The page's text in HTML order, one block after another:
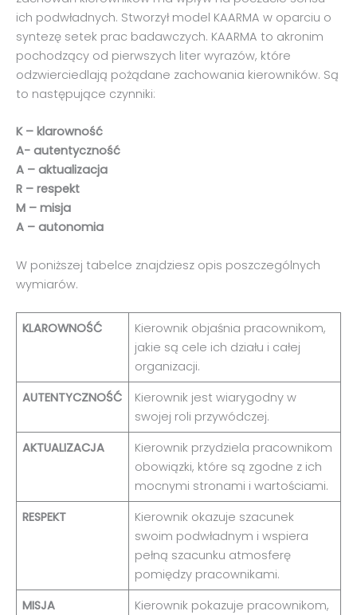
ich podwładnych. Stworzył model KAARMA w oparciu o
syntezę setek prac badawczych. KAARMA to akronim
pochodzący od pierwszych liter wyrazów, które
odzwierciedlają pożądane zachowania kierowników. Są
to następujące czynniki:
K – klarowność
A- autentyczność
A – aktualizacja
R – respekt
M – misja
A – autonomia
W poniższej tabelce znajdziesz opis poszczególnych
wymiarów.
KLAROWNOŚĆ
Kierownik objaśnia pracownikom,
jakie są cele ich działu i całej
organizacji.
AUTENTYCZNOŚĆ
Kierownik jest wiarygodny w
swojej roli przywódczej.
AKTUALIZACJA
Kierownik przydziela pracownikom
obowiązki, które są zgodne z ich
mocnymi stronami i wartościami.
RESPEKT
Kierownik okazuje szacunek
swoim podwładnym i wspiera
pełną szacunku atmosferę
pomiędzy pracownikami.
MISJA
Kierownik pokazuje pracownikom,